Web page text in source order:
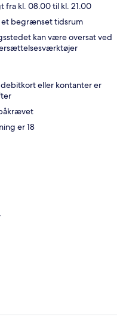
fra kl. 08.00 til kl. 21.00
et begrænset tidsrum
kan være oversat ved
eller kontanter er
er 18